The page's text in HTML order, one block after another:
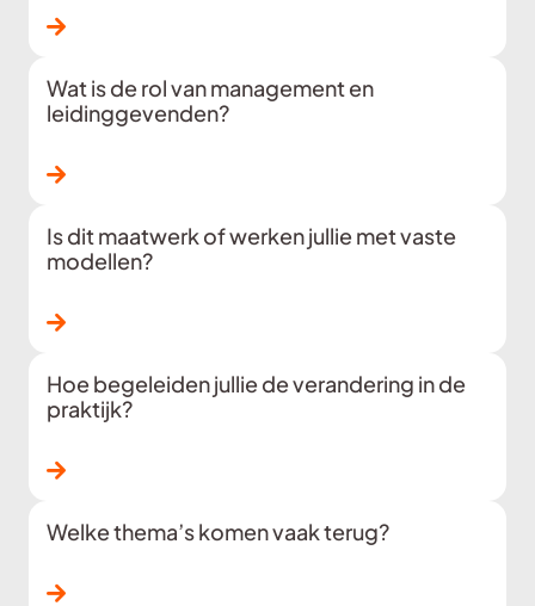
Lees verder
Wat is de rol van management en
leidinggevenden?
Lees verder
Is dit maatwerk of werken jullie met vaste
modellen?
Lees verder
Hoe begeleiden jullie de verandering in de
praktijk?
Lees verder
Welke thema’s komen vaak terug?
Lees verder